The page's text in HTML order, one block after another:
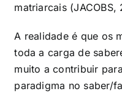
matriarcais (JACOBS,
A realidade é que os
toda a carga de
muito a contribuir
paradigma no saber/